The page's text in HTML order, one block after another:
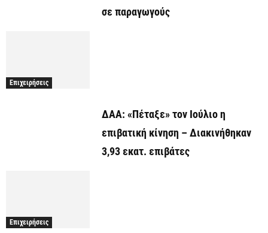
σε παραγωγούς
Επιχειρήσεις
ΔΑΑ: «Πέταξε» τον Ιούλιο η
επιβατική κίνηση – Διακινήθηκαν
3,93 εκατ. επιβάτες
Επιχειρήσεις